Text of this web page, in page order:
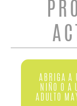
ABRIGA A
NIÑO O A
ADULTO